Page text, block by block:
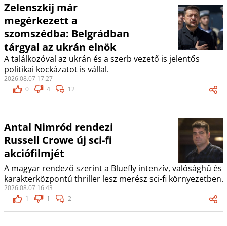
Zelenszkij már
megérkezett a
szomszédba: Belgrádban
tárgyal az ukrán elnök
A találkozóval az ukrán és a szerb vezető is jelentős
politikai kockázatot is vállal.
2026.08.07 17:27
0
4 12
Antal Nimród rendezi
Russell Crowe új sci-fi
akciófilmjét
A magyar rendező szerint a Bluefly intenzív, valósághű és
karakterközpontú thriller lesz merész sci-fi környezetben.
2026.08.07 16:43
1
1 2